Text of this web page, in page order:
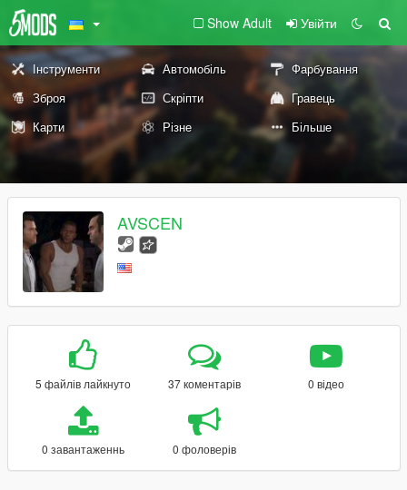
Show Adult Увійти
Інструменти Автомобіль
Фарбування
Зброя
Скріпти
Гравець
Карти
Різне Більше
AVSCEN
5 файлів лайкнуто 37 коментарів 0 відео
0 завантаженнь 0 фоловерів